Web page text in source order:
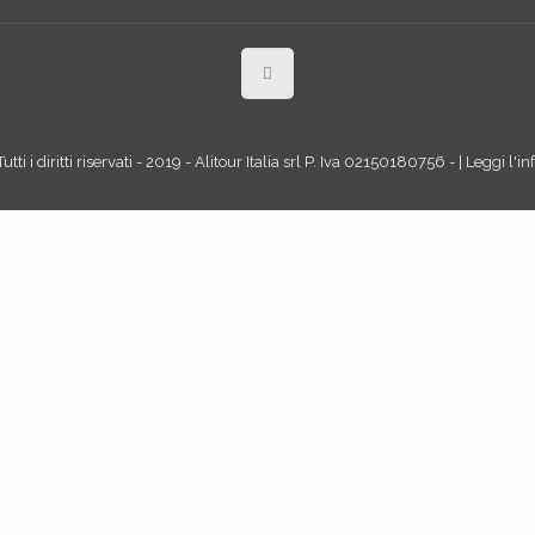
i diritti riservati - 2019 - Alitour Italia srl P. Iva 02150180756 - | Leggi